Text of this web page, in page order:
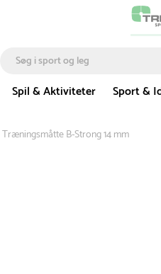
Spil & Aktiviteter Sport &
Træningsmåtte B-Strong 14 mm